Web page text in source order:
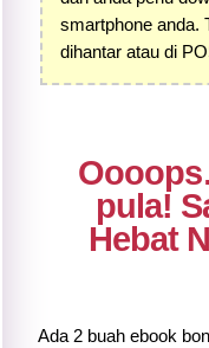
smartphone anda.
dihantar atau di
pula!
Hebat
Ada 2 buah ebook